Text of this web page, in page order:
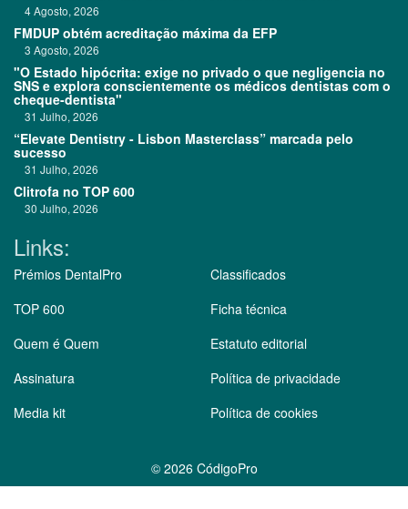
4 Agosto, 2026
FMDUP obtém acreditação máxima da EFP
3 Agosto, 2026
"O Estado hipócrita: exige no privado o que negligencia no
SNS e explora conscientemente os médicos dentistas com o
cheque-dentista"
31 Julho, 2026
“Elevate Dentistry - Lisbon Masterclass” marcada pelo
sucesso
31 Julho, 2026
Clitrofa no TOP 600
30 Julho, 2026
Links:
Prémios DentalPro
TOP 600
Quem é Quem
Assinatura
Media kit
Classificados
Ficha técnica
Estatuto editorial
Política de privacidade
Política de cookies
© 2026 CódigoPro